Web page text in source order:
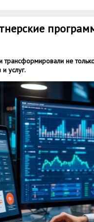
не
услуг.